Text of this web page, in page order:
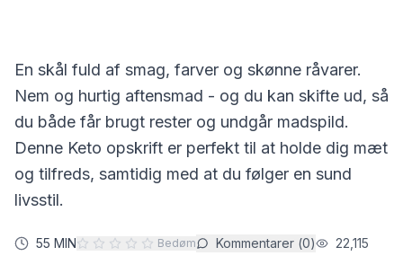
En skål fuld af smag, farver og skønne råvarer.
Nem og hurtig aftensmad - og du kan skifte ud, så
du både får brugt rester og undgår madspild.
Denne Keto opskrift er perfekt til at holde dig mæt
og tilfreds, samtidig med at du følger en sund
livsstil.
55 MIN Bedøm Kommentarer (0) 22,115